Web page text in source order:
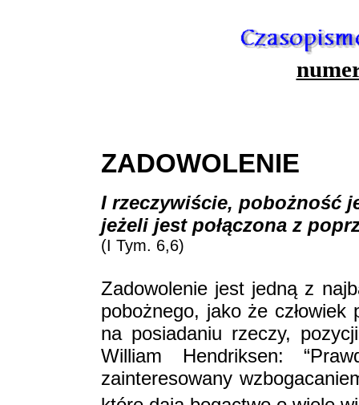
ZADOWOLENIE
I rzeczywiście, pobożność
jeżeli jest połączona z
(I Tym. 6,6)
Zadowolenie jest jedną z
pobożnego, jako że
na posiadaniu rzeczy,
William Hendriksen:
zainteresowany